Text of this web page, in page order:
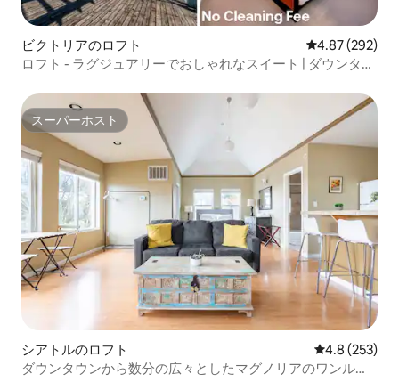
ビクトリアのロフト レビュー292
4.87 (292)
ロフト - ラグジュアリーでおしゃれなスイート | ダウンタウ
スーパーホスト
スーパーホスト
シアトルのロフト レビュー253
4.8 (253)
ダウンタウンから数分の広々としたマグノリアのワンルー